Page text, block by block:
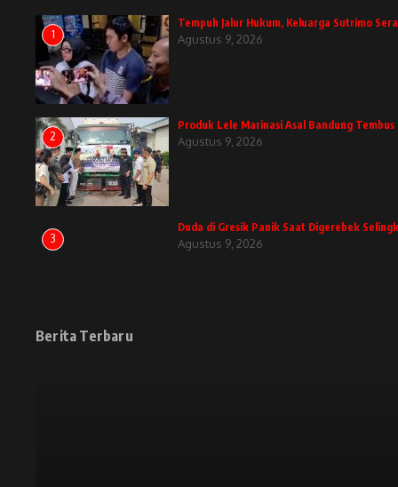
1
Tempuh Jalur Hukum, Keluarga Sutrimo
Agustus 9, 2026
2
Produk Lele Marinasi Asal Bandung
Agustus 9, 2026
3
Duda di Gresik Panik Saat Digerebek
Agustus 9, 2026
Berita Terbaru